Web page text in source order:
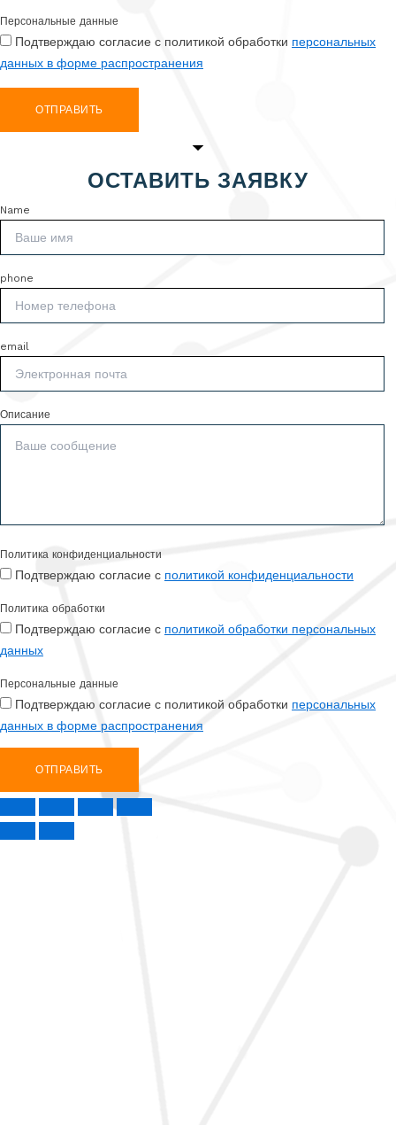
Персональные данные
Подтверждаю согласие с политикой обработки персональных
данных в форме распространения
ОТПРАВИТЬ
ОСТАВИТЬ ЗАЯВКУ
Name
phone
email
Описание
Политика конфиденциальности
Подтверждаю согласие с политикой конфиденциальности
Политика обработки
Подтверждаю согласие с политикой обработки персональных
данных
Персональные данные
Подтверждаю согласие с политикой обработки персональных
данных в форме распространения
ОТПРАВИТЬ